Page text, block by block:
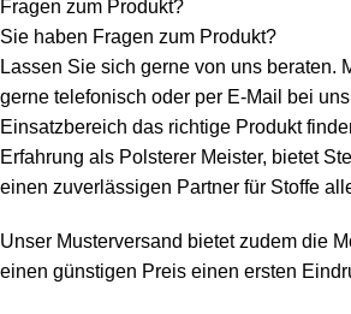
Fragen zum Produkt?
Sie haben Fragen zum Produkt?
Lassen Sie sich gerne von uns beraten.
gerne telefonisch oder per E-Mail bei
Einsatzbereich das richtige Produkt
Erfahrung als Polsterer Meister, bietet
einen zuverlässigen Partner für Stoffe
Unser Musterversand bietet zudem die
einen günstigen Preis einen ersten